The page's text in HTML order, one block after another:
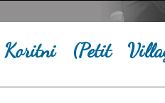
(Petit